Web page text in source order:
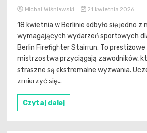
Michał Wiśniewski 21 kwietnia 2026
18 kwietnia w Berlinie odbyło się jedno z
wymagających wydarzeń sportowych
Berlin Firefighter Stairrun. To prestiżowe
mistrzostwa przyciągają zawodników,
straszne są ekstremalne wyzwania.
zmierzyć się...
Czytaj dalej